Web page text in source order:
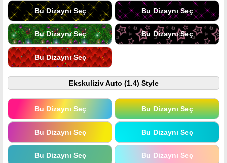
Bu Dizaynı Seç Bu Dizaynı Seç
Bu Dizaynı Seç Bu Dizaynı Seç
Bu Dizaynı Seç
Ekskuliziv Auto (1.4) Style
Bu Dizaynı Seç Bu Dizaynı Seç
Bu Dizaynı Seç Bu Dizaynı Seç
Bu Dizaynı Seç Bu Dizaynı Seç